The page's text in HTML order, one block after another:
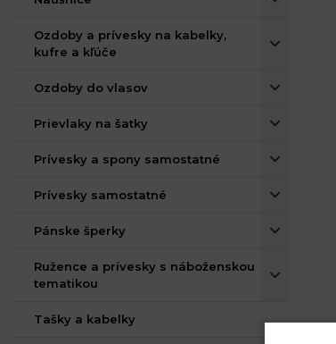
Ozdoby a prívesky na kabelky,
kufre a kľúče
Ozdoby do vlasov
Prievlaky na šatky
Prívesky a spony samostatné
Prívesky samostatné
Pánske šperky
Ružence a prívesky s náboženskou
tematikou
Tašky a kabelky